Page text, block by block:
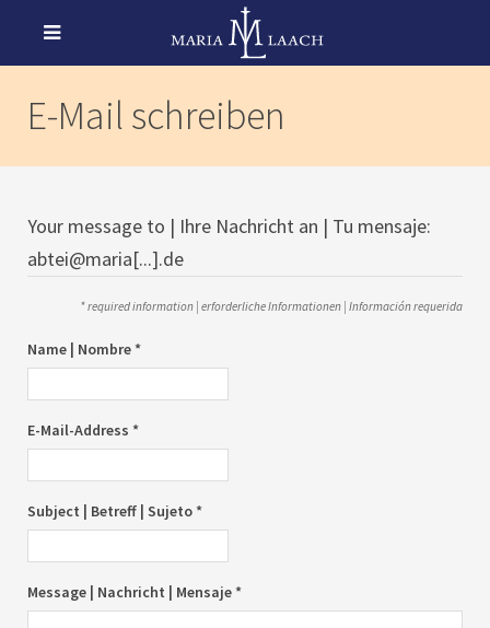
E-Mail schreiben
Your message to | Ihre Nachricht an | Tu mensaje:
abtei@maria[...].de
* required information | erforderliche Informationen | Información requerida
Name | Nombre *
E-Mail-Address *
Subject | Betreff | Sujeto *
Message | Nachricht | Mensaje *